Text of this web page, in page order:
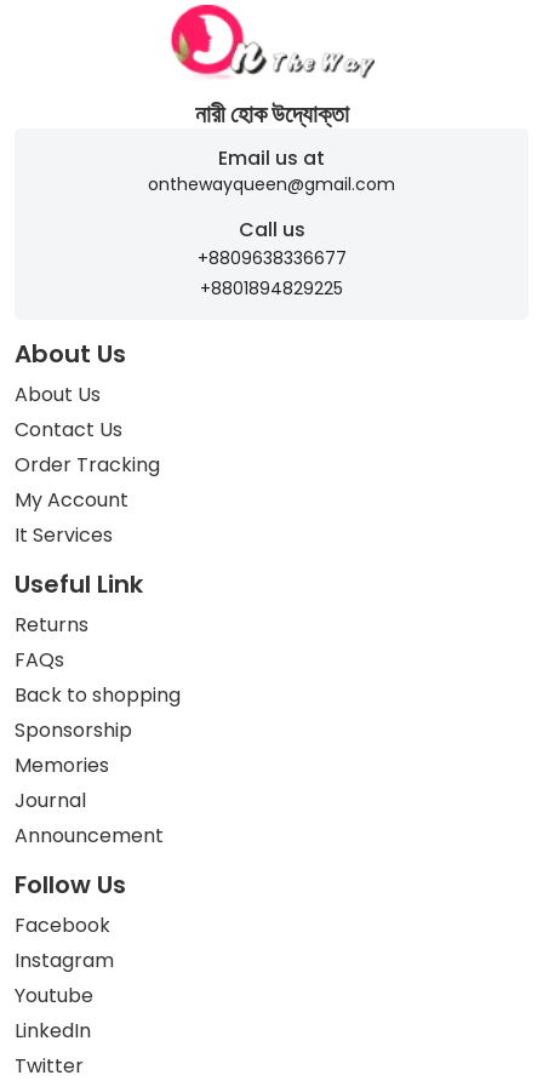
নারী হোক উদ্যোক্তা
Email us at
onthewayqueen@gmail.com
Call us
+8809638336677
+8801894829225
About Us
About Us
Contact Us
Order Tracking
My Account
It Services
Useful Link
Returns
FAQs
Back to shopping
Sponsorship
Memories
Journal
Announcement
Follow Us
Facebook
Instagram
Youtube
LinkedIn
Twitter